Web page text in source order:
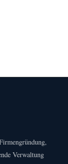
Verwaltung